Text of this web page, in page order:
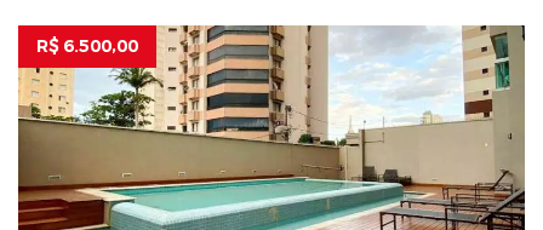
R$ 6.500,00